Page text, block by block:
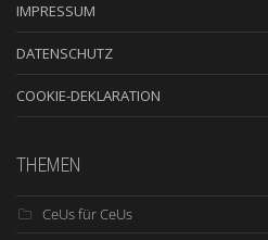
IMPRESSUM
DATENSCHUTZ
COOKIE-DEKLARATION
THEMEN
CeUs für CeUs